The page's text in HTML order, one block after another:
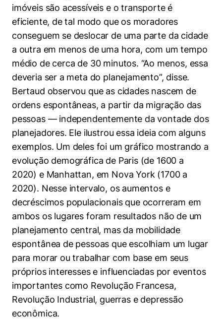
imóveis são acessíveis e o transporte é
eficiente, de tal modo que os moradores
conseguem se deslocar de uma parte da cidade
a outra em menos de uma hora, com um tempo
médio de cerca de 30 minutos. “Ao menos, essa
deveria ser a meta do planejamento”, disse.
Bertaud observou que as cidades nascem de
ordens espontâneas, a partir da migração das
pessoas — independentemente da vontade dos
planejadores. Ele ilustrou essa ideia com alguns
exemplos. Um deles foi um gráfico mostrando a
evolução demográfica de Paris (de 1600 a
2020) e Manhattan, em Nova York (1700 a
2020). Nesse intervalo, os aumentos e
decréscimos populacionais que ocorreram em
ambos os lugares foram resultados não de um
planejamento central, mas da mobilidade
espontânea de pessoas que escolhiam um lugar
para morar ou trabalhar com base em seus
próprios interesses e influenciadas por eventos
importantes como Revolução Francesa,
Revolução Industrial, guerras e depressão
econômica.